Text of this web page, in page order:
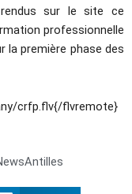
sur le site ce
professionnelle
la première phase des
crfp.flv{/flvremote}